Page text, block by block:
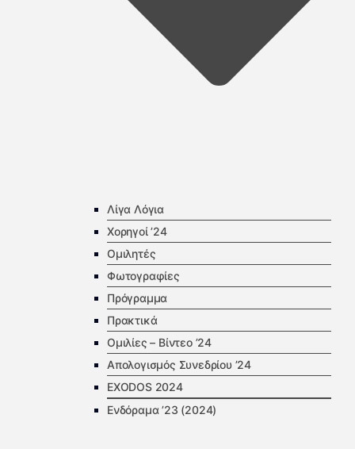
Λίγα Λόγια
Χορηγοί ’24
Ομιλητές
Φωτογραφίες
Πρόγραμμα
Πρακτικά
Ομιλίες – Βίντεο ’24
Απολογισμός Συνεδρίου ’24
EXODOS 2024
Ενδόραμα ’23 (2024)